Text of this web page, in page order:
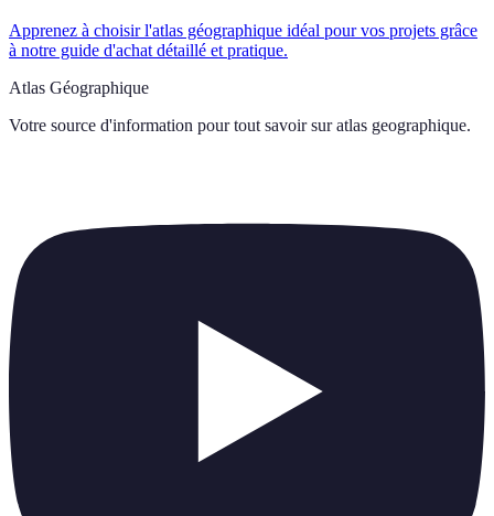
Apprenez à choisir l'atlas géographique idéal pour vos projets grâce
à notre guide d'achat détaillé et pratique.
Atlas Géographique
Votre source d'information pour tout savoir sur atlas geographique.